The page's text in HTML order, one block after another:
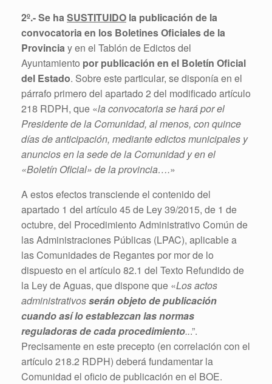
2º.-Se haSUSTITUIDO la publicación de la
convocatoria en los Boletines Oficiales de la
Provinciay en el Tablón de Edictos del
Ayuntamiento por publicación en el Boletín Oficial
del Estado. Sobre este particular, se disponía en el
párrafo primero del apartado 2 del modificado artículo
218 RDPH, que «la convocatoria se hará por el
Presidente de la Comunidad, al menos, con quince
días de anticipación, mediante edictos municipales y
anuncios en la sede de la Comunidad y en el
«Boletín Oficial» de la provincia….»
A estos efectos transciende el contenido del
apartado 1 del artículo 45 de Ley 39/2015, de 1 de
octubre, del Procedimiento Administrativo Común de
las Administraciones Públicas (LPAC), aplicable a
las Comunidades de Regantes por mor de lo
dispuesto en el artículo 82.1 del Texto Refundido de
la Ley de Aguas, que dispone que «Los actos
administrativosserán objeto de publicación
cuando así lo establezcan las normas
reguladoras de cada procedimiento...”.
Precisamente en este precepto (en correlación con el
artículo 218.2 RDPH) deberá fundamentar la
Comunidad el oficio de publicación en el BOE.